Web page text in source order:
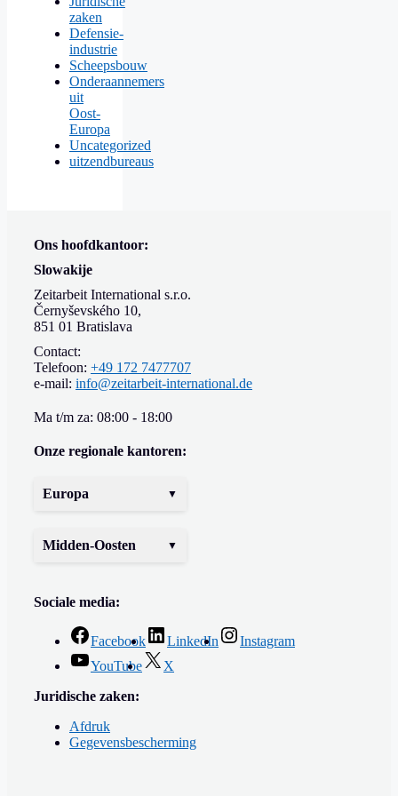
zaken
Defensie-
industrie
Scheepsbouw
Onderaannemers
uit
Oost-
Europa
Uncategorized
uitzendbureaus
Ons hoofdkantoor:
Slowakije
Zeitarbeit International s.r.o.
Černyševského 10,
851 01 Bratislava
Contact:
Telefoon: +49 172 7477707
e-mail: info@zeitarbeit-international.de
Ma t/m za: 08:00 - 18:00
Onze regionale kantoren:
Europa
Midden-Oosten
Sociale media:
Facebook LinkedIn
Instagram
YouTube
X
Juridische zaken:
Afdruk
Gegevensbescherming